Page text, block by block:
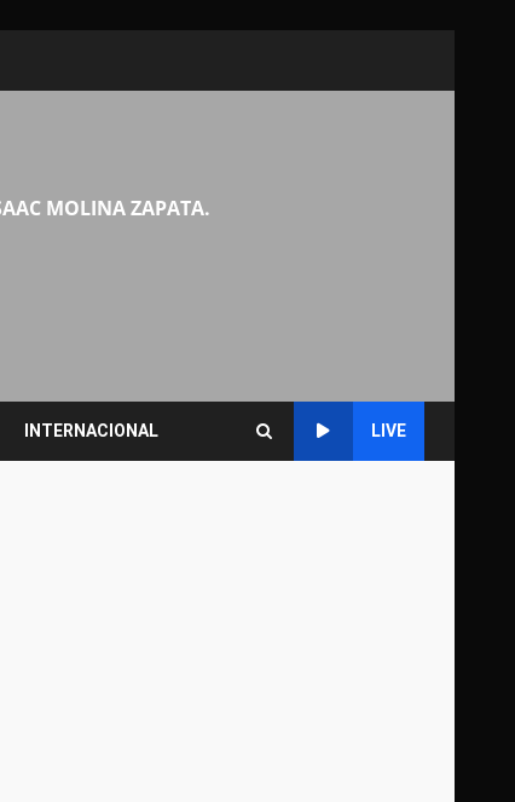
MOLINA ZAPATA.
INTERNACIONAL LIVE